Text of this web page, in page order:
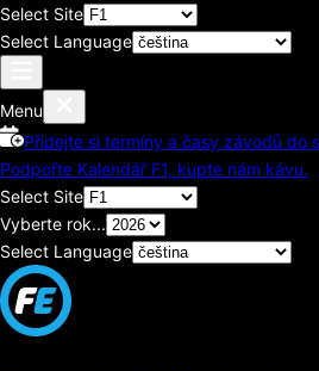
Select Site
Select Language
Menu
Přidejte si termíny a časy závodů do
Podpořte Kalendář F1, kupte nám kávu.
Select Site
Vyberte rok...
Select Language